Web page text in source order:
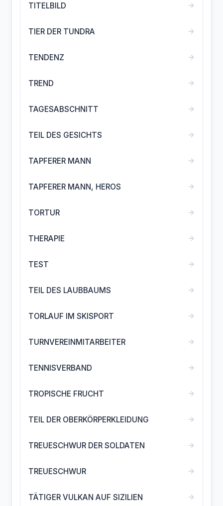
TITELBILD →
TIER DER TUNDRA →
TENDENZ →
TREND →
TAGESABSCHNITT →
TEIL DES GESICHTS →
TAPFERER MANN →
TAPFERER MANN, HEROS →
TORTUR →
THERAPIE →
TEST →
TEIL DES LAUBBAUMS →
TORLAUF IM SKISPORT →
TURNVEREINMITARBEITER →
TENNISVERBAND →
TROPISCHE FRUCHT →
TEIL DER OBERKÖRPERKLEIDUNG →
TREUESCHWUR DER SOLDATEN →
TREUESCHWUR →
TÄTIGER VULKAN AUF SIZILIEN →